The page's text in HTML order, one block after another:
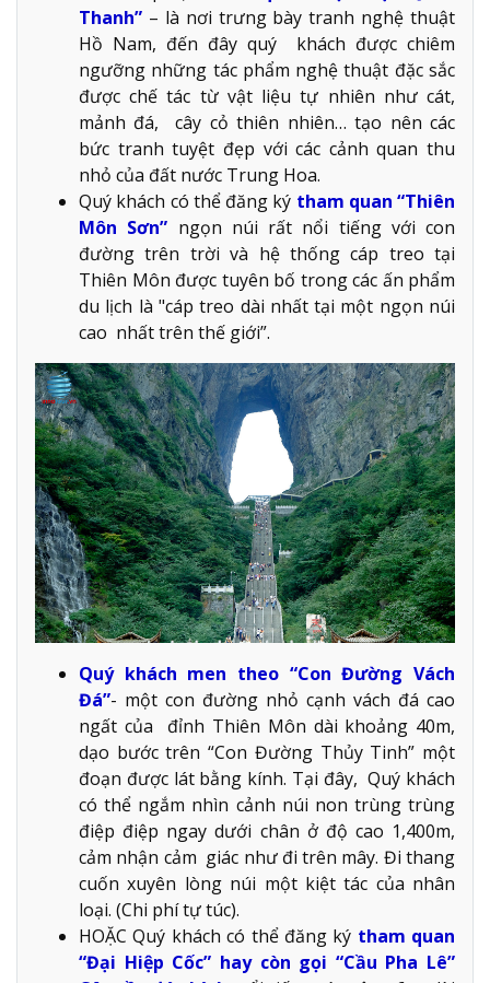
Thanh” – là nơi trưng bày tranh nghệ thuật
Hồ Nam, đến đây quý khách được chiêm
ngưỡng những tác phẩm nghệ thuật đặc sắc
được chế tác từ vật liệu tự nhiên như cát,
mảnh đá, cây cỏ thiên nhiên… tạo nên các
bức tranh tuyệt đẹp với các cảnh quan thu
nhỏ của đất nước Trung Hoa.
Quý khách có thể đăng ký tham quan “Thiên
Môn Sơn” ngọn núi rất nổi tiếng với con
đường trên trời và hệ thống cáp treo tại
Thiên Môn được tuyên bố trong các ấn phẩm
du lịch là "cáp treo dài nhất tại một ngọn núi
cao nhất trên thế giới”.
Quý khách men theo “Con Đường Vách
Đá”- một con đường nhỏ cạnh vách đá cao
ngất của đỉnh Thiên Môn dài khoảng 40m,
dạo bước trên “Con Đường Thủy Tinh” một
đoạn được lát bằng kính. Tại đây, Quý khách
có thể ngắm nhìn cảnh núi non trùng trùng
điệp điệp ngay dưới chân ở độ cao 1,400m,
cảm nhận cảm giác như đi trên mây. Đi thang
cuốn xuyên lòng núi một kiệt tác của nhân
loại. (Chi phí tự túc).
HOẶC Quý khách có thể đăng ký tham quan
“Đại Hiệp Cốc” hay còn gọi “Cầu Pha Lê”